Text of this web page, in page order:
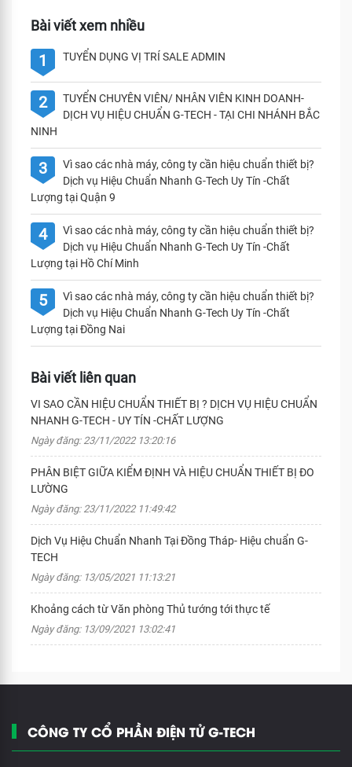
Bài viết xem nhiều
1 TUYỂN DỤNG VỊ TRÍ SALE ADMIN
2
TUYỂN CHUYÊN VIÊN/ NHÂN VIÊN KINH DOANH-
DỊCH VỤ HIỆU CHUẨN G-TECH - TẠI CHI NHÁNH BẮC
NINH
3
Vì sao các nhà máy, công ty cần hiệu chuẩn thiết bị?
Dịch vụ Hiệu Chuẩn Nhanh G-Tech Uy Tín -Chất
Lượng tại Quận 9
4
Vì sao các nhà máy, công ty cần hiệu chuẩn thiết bị?
Dịch vụ Hiệu Chuẩn Nhanh G-Tech Uy Tín -Chất
Lượng tại Hồ Chí Minh
5
Vì sao các nhà máy, công ty cần hiệu chuẩn thiết bị?
Dịch vụ Hiệu Chuẩn Nhanh G-Tech Uy Tín -Chất
Lượng tại Đồng Nai
Bài viết liên quan
VI SAO CẦN HIỆU CHUẨN THIẾT BỊ ? DỊCH VỤ HIỆU CHUẨN
NHANH G-TECH - UY TÍN -CHẤT LƯỢNG
Ngày đăng: 23/11/2022 13:20:16
PHÂN BIỆT GIỮA KIỂM ĐỊNH VÀ HIỆU CHUẨN THIẾT BỊ ĐO
LƯỜNG
Ngày đăng: 23/11/2022 11:49:42
Dịch Vụ Hiệu Chuẩn Nhanh Tại Đồng Tháp- Hiệu chuẩn G-
TECH
Ngày đăng: 13/05/2021 11:13:21
Khoảng cách từ Văn phòng Thủ tướng tới thực tế
Ngày đăng: 13/09/2021 13:02:41
CÔNG TY CỔ PHẦN ĐIỆN TỬ G-TECH